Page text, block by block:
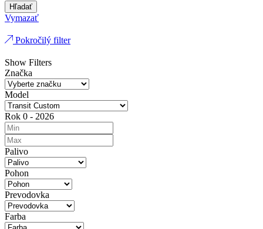
Hľadať
Vymazať
Pokročilý filter
Show Filters
Značka
Model
Rok 0 - 2026
Palivo
Pohon
Prevodovka
Farba